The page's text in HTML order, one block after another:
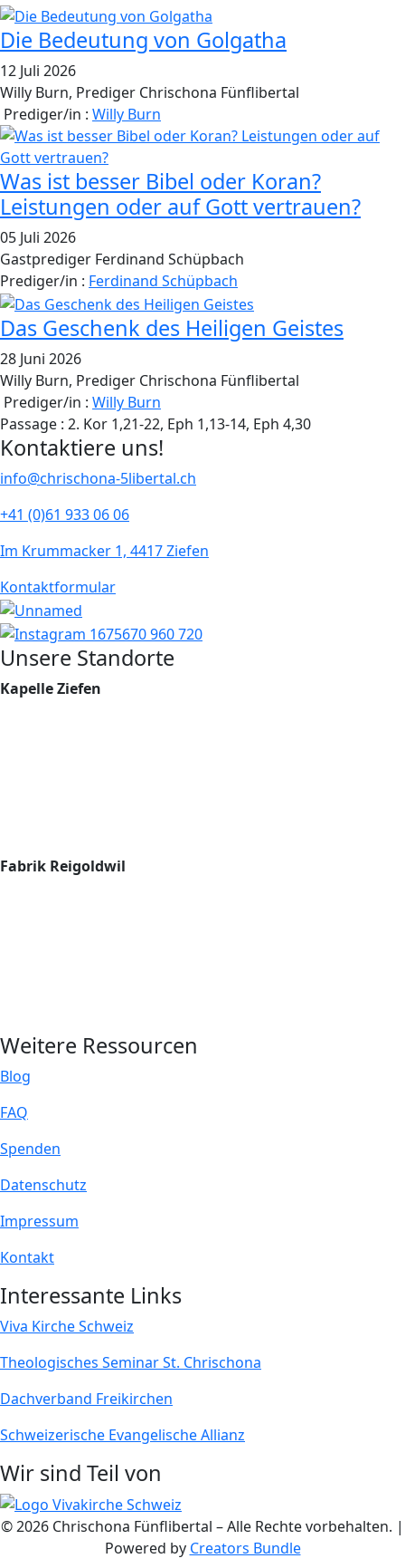
Die Bedeutung von Golgatha
12 Juli 2026
Willy Burn, Prediger Chrischona Fünflibertal
Prediger/in : Willy Burn
Was ist besser Bibel oder Koran?
Leistungen oder auf Gott vertrauen?
05 Juli 2026
Gastprediger Ferdinand Schüpbach
Prediger/in : Ferdinand Schüpbach
Das Geschenk des Heiligen Geistes
28 Juni 2026
Willy Burn, Prediger Chrischona Fünflibertal
Prediger/in : Willy Burn
Passage : 2. Kor 1,21-22, Eph 1,13-14, Eph 4,30
Kontaktiere uns!
info@chrischona-5libertal.ch
+41 (0)61 933 06 06
Im Krummacker 1, 4417 Ziefen
Kontaktformular
Unsere Standorte
Kapelle Ziefen
Fabrik Reigoldwil
Weitere Ressourcen
Blog
FAQ
Spenden
Datenschutz
Impressum
Kontakt
Interessante Links
Viva Kirche Schweiz
Theologisches Seminar St. Chrischona
Dachverband Freikirchen
Schweizerische Evangelische Allianz
Wir sind Teil von
© 2026 Chrischona Fünflibertal – Alle Rechte vorbehalten. |
Powered by Creators Bundle